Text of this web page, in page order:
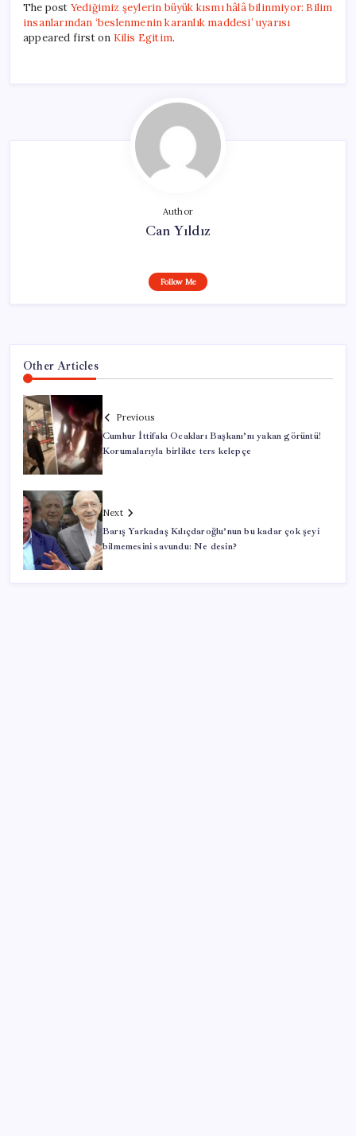
The post Yediğimiz şeylerin büyük kısmı hâlâ bilinmiyor: Bilim
insanlarından ‘beslenmenin karanlık maddesi’ uyarısı
appeared first on Kilis Egitim.
Author
Can Yıldız
Follow Me
Other Articles
Previous
Cumhur İttifakı Ocakları Başkanı’nı yakan görüntü!
Korumalarıyla birlikte ters kelepçe
Next
Barış Yarkadaş Kılıçdaroğlu’nun bu kadar çok şeyi
bilmemesini savundu: Ne desin?